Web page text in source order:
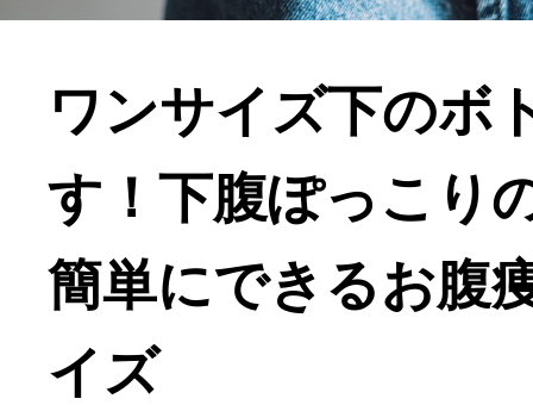
ワンサイズ下のボ
す！下腹ぽっこり
簡単にできるお腹
イズ